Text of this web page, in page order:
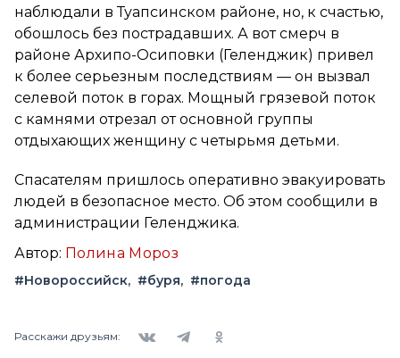
наблюдали в Туапсинском районе, но, к счастью,
обошлось без пострадавших. А вот смерч в
районе Архипо-Осиповки (Геленджик) привел
к более серьезным последствиям — он вызвал
селевой поток в горах. Мощный грязевой поток
с камнями отрезал от основной группы
отдыхающих женщину с четырьмя детьми.
Спасателям пришлось оперативно эвакуировать
людей в безопасное место. Об этом сообщили в
администрации Геленджика.
Автор: Полина Мороз
#Новороссийск #буря #погода
Расскажи друзьям: